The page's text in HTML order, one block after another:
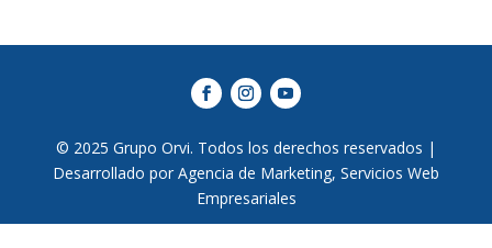
© 2025 Grupo Orvi. Todos los derechos reservados |
Desarrollado por Agencia de Marketing, Servicios Web
Empresariales